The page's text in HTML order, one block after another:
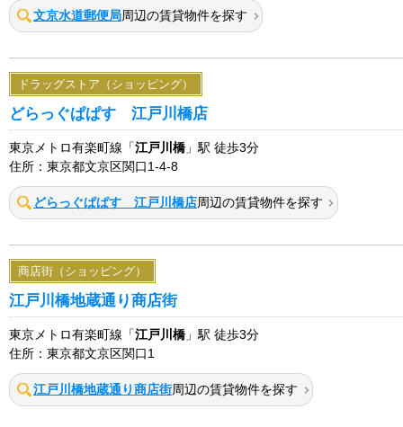
文京水道郵便局周辺の賃貸物件を探す
ドラッグストア（ショッピング）
どらっぐぱぱす 江戸川橋店
東京メトロ有楽町線「 江戸川橋 」駅 徒歩3分
住所：東京都文京区関口1-4-8
どらっぐぱぱす 江戸川橋店周辺の賃貸物件を探す
商店街（ショッピング）
江戸川橋地蔵通り商店街
東京メトロ有楽町線「 江戸川橋 」駅 徒歩3分
住所：東京都文京区関口1
江戸川橋地蔵通り商店街周辺の賃貸物件を探す